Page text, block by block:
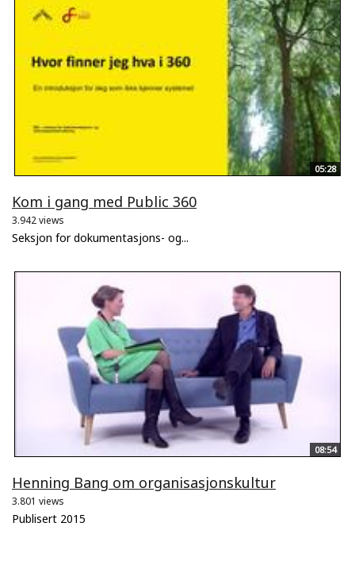
05:28
Kom i gang med Public 360
3.942 views
Seksjon for dokumentasjons- og...
08:54
Henning Bang om organisasjonskultur
3.801 views
Publisert 2015